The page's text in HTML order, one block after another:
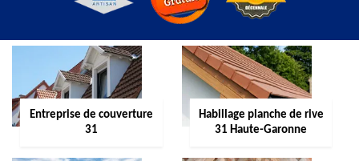
Entreprise de couverture
31
Habillage planche de rive
31 Haute-Garonne